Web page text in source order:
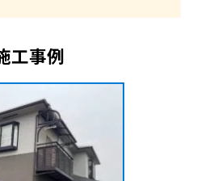
工事例